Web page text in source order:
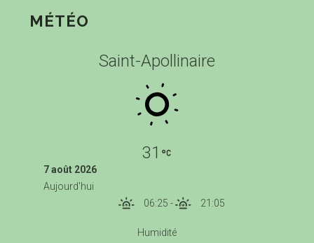
MÉTÉO
Saint-Apollinaire
31
7 août 2026
Aujourd'hui
06:25 - 21:05
Humidité